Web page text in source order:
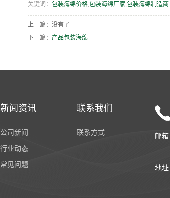
关键词： 包装海绵价格,包装海绵厂家,包装海绵制造商
上一篇：没有了
下一篇： 产品包装海绵
新闻资讯
公司新闻
行业动态
常见问题
联系我们
联系方式 邮箱
地